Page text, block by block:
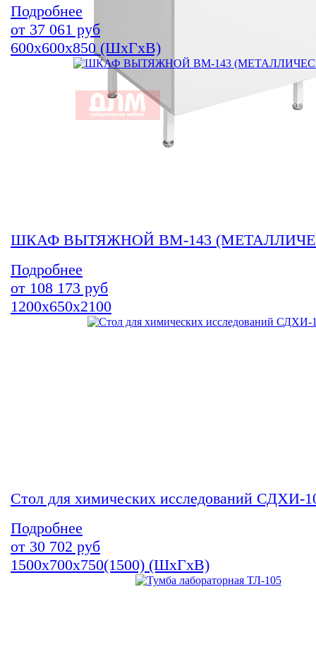
Подробнее
от 37 061 руб
600х600х850 (ШхГхВ)
ШКАФ ВЫТЯЖНОЙ ВМ-143
Подробнее
от 108 173 руб
1200х650х2100
Стол для химических исследований СДХИ-
Подробнее
от 30 702 руб
1500х700х750(1500) (ШхГхВ)